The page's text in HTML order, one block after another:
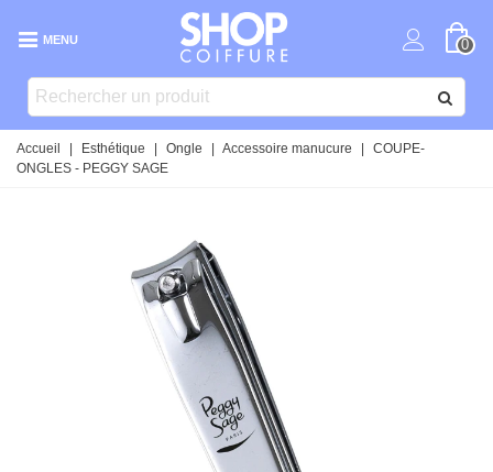
MENU 0
Accueil Esthétique Ongle Accessoire manucure
COUPE-
ONGLES - PEGGY SAGE